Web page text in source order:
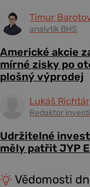
Timur
analytik BHS
Americké akcie
mírné zisky po
plošný výprodej
Lukáš Richtár
Redaktor
Udržitelné
měly patřit JYP
Vědomosti